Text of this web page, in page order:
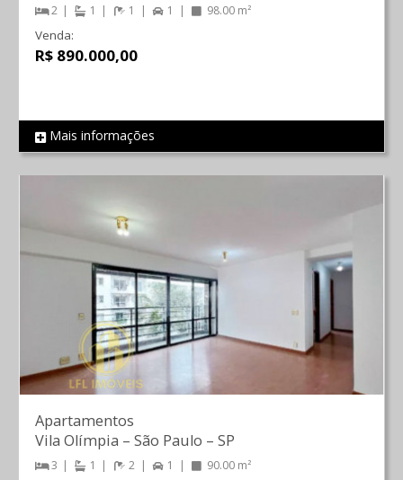
REF 743
2 1 1 1 98.00 m²
Venda:
R$ 890.000,00
Mais informações
Apartamentos
Vila Olímpia – São Paulo – SP
3 1 2 1 90.00 m²